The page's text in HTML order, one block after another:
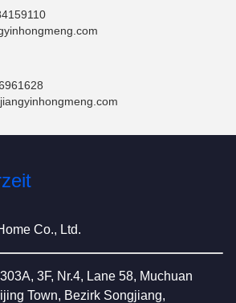
Co., Ltd.
3F, Nr.4, Lane 58, Muchuan
Town, Bezirk Songjiang,